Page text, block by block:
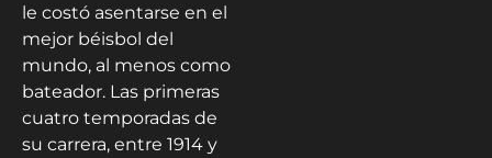
le costó asentarse en el
mejor béisbol del
mundo, al menos como
bateador. Las primeras
cuatro temporadas de
su carrera, entre 1914 y